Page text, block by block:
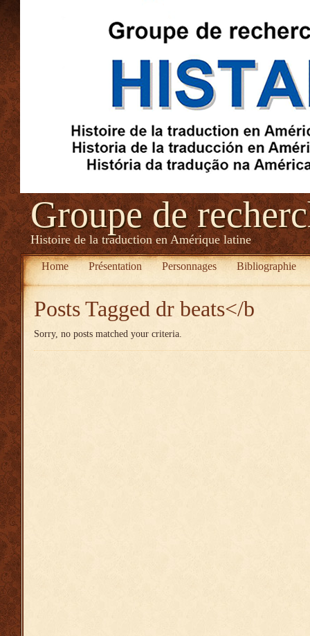
Groupe de
Histoire de la traduction en Amérique latine
Home Présentation Personnages Bibliographie
Posts Tagged dr beats</b
Sorry, no posts matched your criteria.